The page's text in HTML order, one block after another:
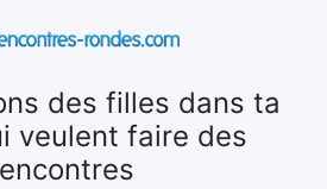
des filles dans ta
veulent faire des